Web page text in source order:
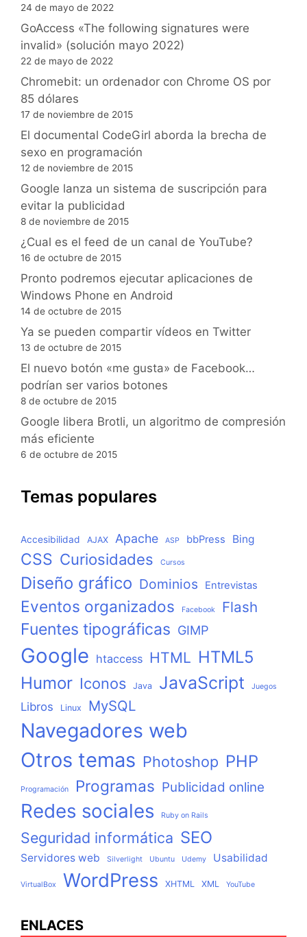
botones
24 de mayo de 2022
GoAccess «The following signatures were
invalid» (solución mayo 2022)
22 de mayo de 2022
Chromebit: un ordenador con Chrome OS por
85 dólares
17 de noviembre de 2015
El documental CodeGirl aborda la brecha de
sexo en programación
12 de noviembre de 2015
Google lanza un sistema de suscripción para
evitar la publicidad
8 de noviembre de 2015
¿Cual es el feed de un canal de YouTube?
16 de octubre de 2015
Pronto podremos ejecutar aplicaciones de
Windows Phone en Android
14 de octubre de 2015
Ya se pueden compartir vídeos en Twitter
13 de octubre de 2015
El nuevo botón «me gusta» de Facebook…
podrían ser varios botones
8 de octubre de 2015
Google libera Brotli, un algoritmo de compresión
más eficiente
6 de octubre de 2015
Temas populares
Accesibilidad AJAX Apache ASP bbPress Bing
CSS Curiosidades Cursos
Diseño gráfico Dominios Entrevistas
Eventos organizados Facebook Flash
Fuentes tipográficas GIMP
Google htaccess HTML HTML5
Humor Iconos Java JavaScript Juegos
Libros Linux MySQL
Navegadores web
Otros temas Photoshop PHP
Programación Programas Publicidad online
Redes sociales Ruby on Rails
Seguridad informática SEO
Servidores web Silverlight Ubuntu Udemy Usabilidad
VirtualBox WordPress XHTML XML YouTube
ENLACES